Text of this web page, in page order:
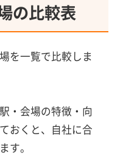
の比較表
を一覧で比較しま
・会場の特徴・向
おくと、自社に合
す。